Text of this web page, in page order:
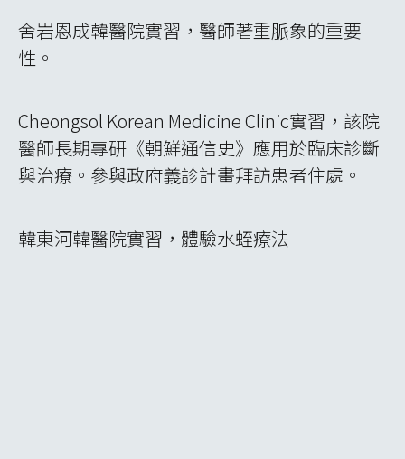
舍岩恩成韓醫院實習，醫師著重脈象的重要
性。